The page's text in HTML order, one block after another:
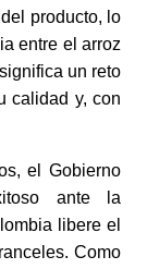
producto, lo
entre el arroz
un reto
calidad y, con
el Gobierno
ante la
libere el
Como